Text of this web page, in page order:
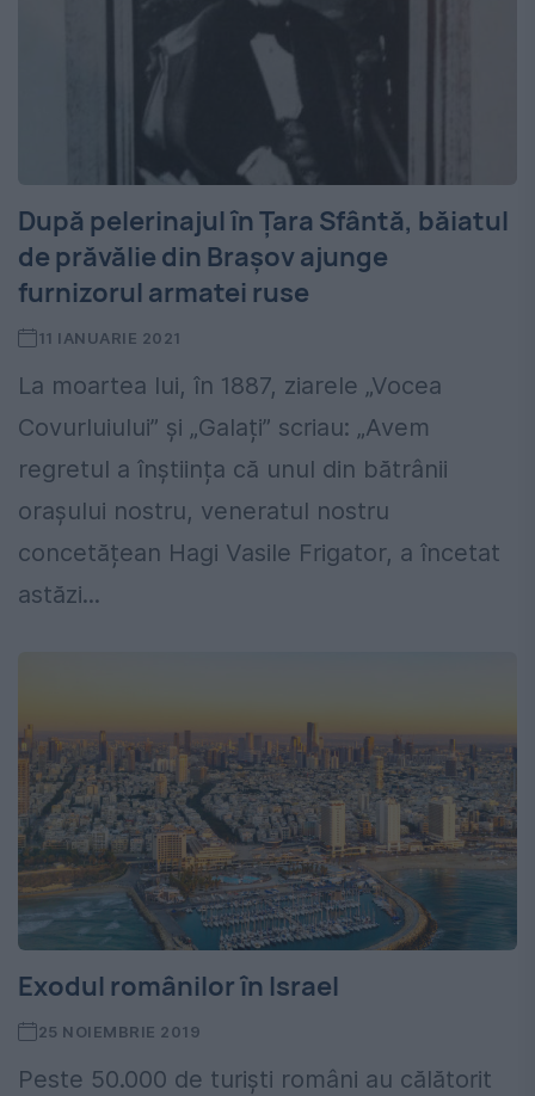
După pelerinajul în Țara Sfântă, băiatul
de prăvălie din Brașov ajunge
furnizorul armatei ruse
11 IANUARIE 2021
La moartea lui, în 1887, ziarele „Vocea
Covurluiului” și „Galați” scriau: „Avem
regretul a înștiința că unul din bătrânii
orașului nostru, veneratul nostru
concetățean Hagi Vasile Frigator, a încetat
astăzi...
Exodul românilor în Israel
25 NOIEMBRIE 2019
Peste 50.000 de turiști români au călătorit